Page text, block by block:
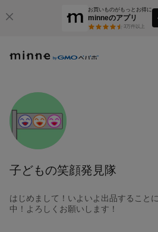
お買いものがもっとお得に
minneのアプリ
3万件以上
子どもの笑顔発見隊
はじめまして！いよいよ出品すること
中！よろしくお願いします！